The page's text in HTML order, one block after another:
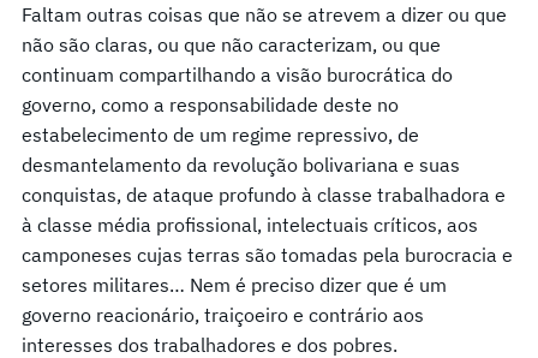
Faltam outras coisas que não se atrevem a dizer ou que
não são claras, ou que não caracterizam, ou que
continuam compartilhando a visão burocrática do
governo, como a responsabilidade deste no
estabelecimento de um regime repressivo, de
desmantelamento da revolução bolivariana e suas
conquistas, de ataque profundo à classe trabalhadora e
à classe média profissional, intelectuais críticos, aos
camponeses cujas terras são tomadas pela burocracia e
setores militares… Nem é preciso dizer que é um
governo reacionário, traiçoeiro e contrário aos
interesses dos trabalhadores e dos pobres.